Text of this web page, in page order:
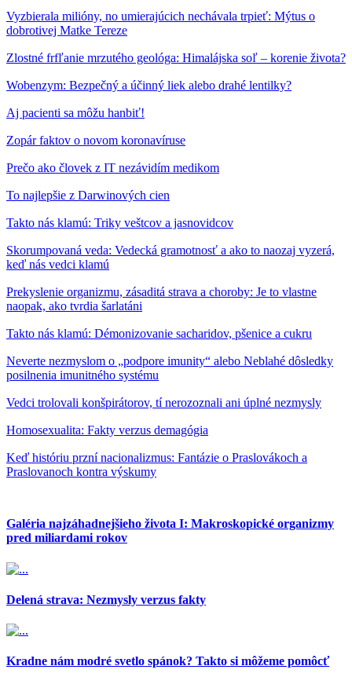
Vyzbierala milióny, no umierajúcich nechávala trpieť: Mýtus o
dobrotivej Matke Tereze
Zlostné frfľanie mrzutého geológa: Himalájska soľ – korenie života?
Wobenzym: Bezpečný a účinný liek alebo drahé lentilky?
Aj pacienti sa môžu hanbiť!
Zopár faktov o novom koronavíruse
Prečo ako človek z IT nezávidím medikom
To najlepšie z Darwinových cien
Takto nás klamú: Triky veštcov a jasnovidcov
Skorumpovaná veda: Vedecká gramotnosť a ako to naozaj vyzerá,
keď nás vedci klamú
Prekyslenie organizmu, zásaditá strava a choroby: Je to vlastne
naopak, ako tvrdia šarlatáni
Takto nás klamú: Démonizovanie sacharidov, pšenice a cukru
Neverte nezmyslom o „podpore imunity“ alebo Neblahé dôsledky
posilnenia imunitného systému
Vedci trolovali konšpirátorov, tí nerozoznali ani úplné nezmysly
Homosexualita: Fakty verzus demagógia
Keď históriu przní nacionalizmus: Fantázie o Praslovákoch a
Praslovanoch kontra výskumy
Galéria najzáhadnejšieho života I: Makroskopické organizmy
pred miliardami rokov
Delená strava: Nezmysly verzus fakty
Kradne nám modré svetlo spánok? Takto si môžeme pomôcť